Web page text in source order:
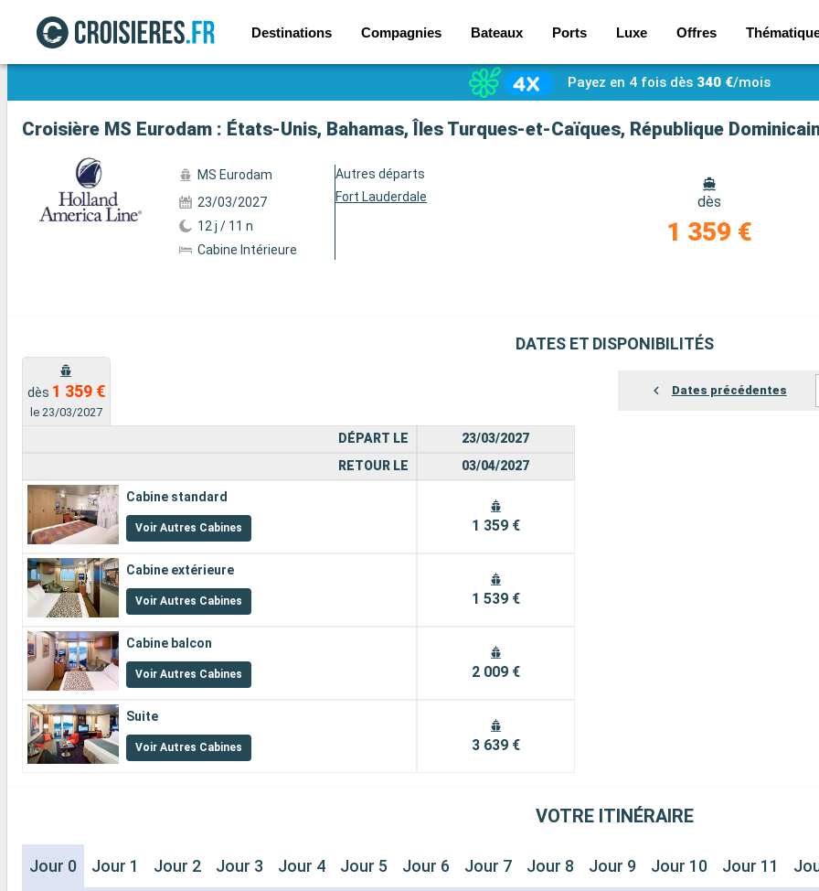
Destinations Compagnies Bateaux Ports Luxe Offres
Voir les 43 autres photos
Payez en 4 fois dès 340 €/mois
MS Eurodam
23/03/2027
12 j / 11 n
Cabine Intérieure
Autres départs
Fort Lauderdale
dès
1 359 €
DATES ET DISPONIBILITÉS
dès 1 359 €
le 23/03/2027
Dates précédentes
DÉPART LE
RETOUR LE
Cabine standard
Voir Autres Cabines
Cabine extérieure
Voir Autres Cabines
Cabine balcon
Voir Autres Cabines
Suite
Voir Autres Cabines
23/03/2027
03/04/2027
1 359 €
1 539 €
2 009 €
3 639 €
VOTRE ITINÉRAIRE
Jour 0 Jour 1 Jour 2 Jour 3 Jour 4 Jour 5 Jour 6 Jour 7 Jour 8 Jour 9 Jour 10 Jour 11